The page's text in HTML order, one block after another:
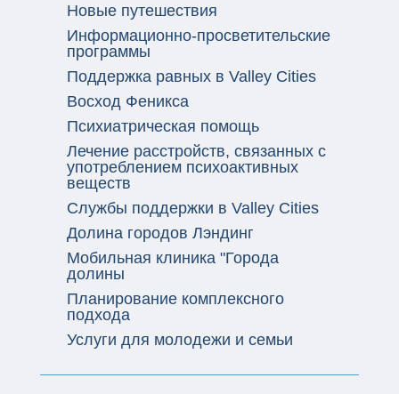
Новые путешествия
Информационно-просветительские
программы
Поддержка равных в Valley Cities
Восход Феникса
Психиатрическая помощь
Лечение расстройств, связанных с
употреблением психоактивных
веществ
Службы поддержки в Valley Cities
Долина городов Лэндинг
Мобильная клиника "Города
долины
Планирование комплексного
подхода
Услуги для молодежи и семьи